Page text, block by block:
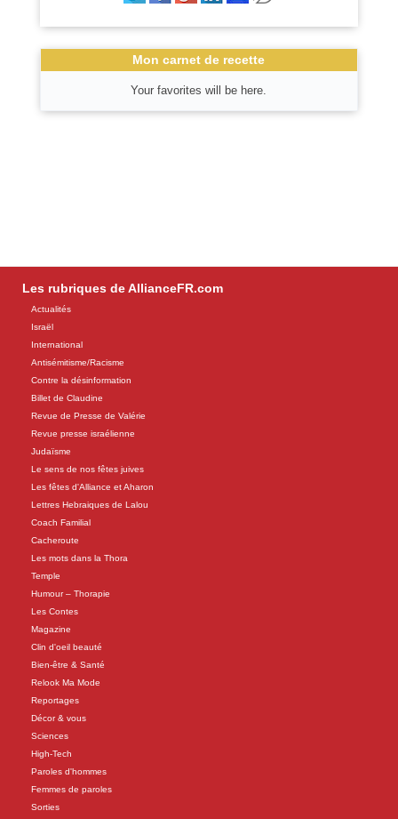
Mon carnet de recette
Your favorites will be here.
Les rubriques de AllianceFR.com
Actualités
Israël
International
Antisémitisme/Racisme
Contre la désinformation
Billet de Claudine
Revue de Presse de Valérie
Revue presse israélienne
Judaïsme
Le sens de nos fêtes juives
Les fêtes d'Alliance et Aharon
Lettres Hebraiques de Lalou
Coach Familial
Cacheroute
Les mots dans la Thora
Temple
Humour – Thorapie
Les Contes
Magazine
Clin d'oeil beauté
Bien-être & Santé
Relook Ma Mode
Reportages
Décor & vous
Sciences
High-Tech
Paroles d'hommes
Femmes de paroles
Sorties